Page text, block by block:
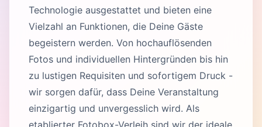
Technologie ausgestattet und bieten eine
Vielzahl an Funktionen, die Deine Gäste
begeistern werden. Von hochauflösenden
Fotos und individuellen Hintergründen bis hin
zu lustigen Requisiten und sofortigem Druck -
wir sorgen dafür, dass Deine Veranstaltung
einzigartig und unvergesslich wird. Als
etablierter Fotobox-Verleih sind wir der ideale